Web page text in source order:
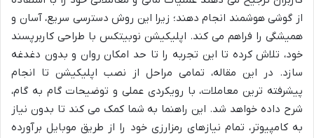
از گوشی هوشمند انجام دهند؛ زیرا این روش دسترسی سریع، آسان و
همیشگی را فراهم می کند. اپلیکیشن نوبیتکس با طراحی کاربرپسند
خود، تلاش کرده تا این تجربه را تا حد امکان روان و بدون دغدغه
سازد. در این مقاله، تمامی مراحل از نصب اپلیکیشن تا انجام
پیشرفته ترین معاملات، با رویکردی عملی و توضیحات گام به گام،
شرح داده خواهد شد. این راهنما به شما کمک می کند تا بدون نیاز
به کامپیوتر، تمام نیازهای رمزارزی خود را از طریق موبایل برآورده